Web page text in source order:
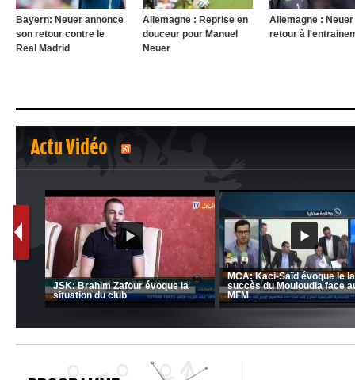
Bayern: Neuer annonce
son retour contre le
Real Madrid
Allemagne : Reprise en
douceur pour Manuel
Neuer
Allemagne : Neuer
retour à
Actu Vidéo
1 2
MCA: Kaci-Saïd évoque le
succès du Mouloudia face
MFM
JSK: Brahim Zafour évoque la
situation du club